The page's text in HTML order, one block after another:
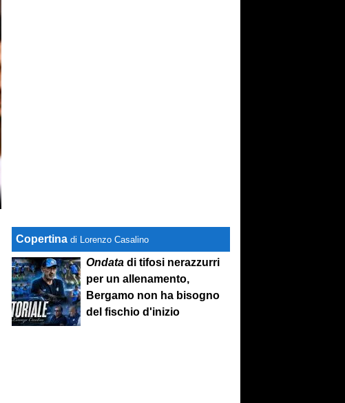
Copertina di Lorenzo Casalino
Ondata di tifosi nerazzurri
per un allenamento,
Bergamo non ha bisogno
del fischio d'inizio